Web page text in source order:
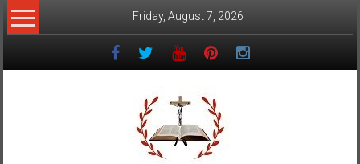
Skip
to
Friday, August 7, 2026